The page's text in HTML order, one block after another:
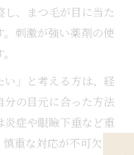
、まつ毛が目に当た
刺激が強い薬剤の使
い」と考える方は、経
の目元に合った方法
症や眼瞼下垂など重
重な対応が不可欠で